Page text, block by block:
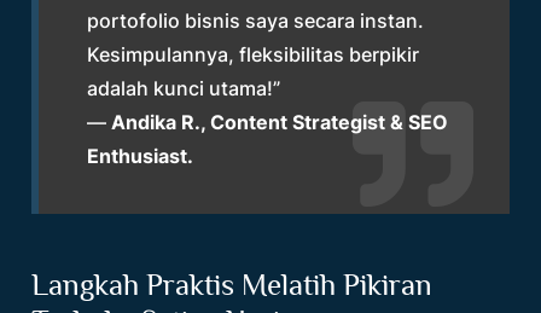
portofolio bisnis saya secara instan.
Kesimpulannya, fleksibilitas berpikir
adalah kunci utama!”
— Andika R., Content Strategist & SEO
Enthusiast.
Langkah Praktis Melatih Pikiran